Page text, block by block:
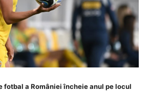
fotbal a României încheie anul pe locul